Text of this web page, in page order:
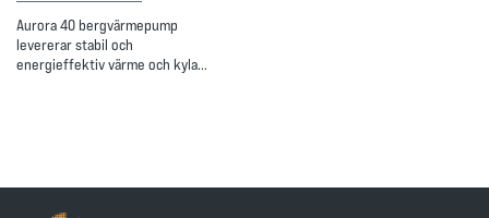
Aurora 40 bergvärmepump
levererar stabil och
energieffektiv värme och kyla…